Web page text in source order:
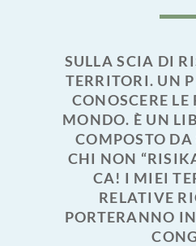
SULLA SCIA DI
TERRITORI. UN
CONOSCERE LE
MONDO. È UN
COMPOSTO
CHI NON
CA! I MIEI
RELATIVE
PORTERANNO